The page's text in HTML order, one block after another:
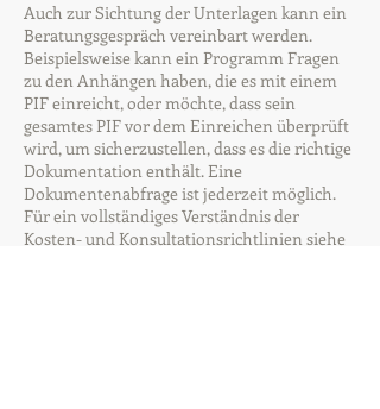
Auch zur Sichtung der Unterlagen kann ein
Beratungsgespräch vereinbart werden.
Beispielsweise kann ein Programm Fragen
zu den Anhängen haben, die es mit einem
PIF einreicht, oder möchte, dass sein
gesamtes PIF vor dem Einreichen überprüft
wird, um sicherzustellen, dass es die richtige
Dokumentation enthält. Eine
Dokumentenabfrage ist jederzeit möglich.
Für ein vollständiges Verständnis der
Kosten- und Konsultationsrichtlinien siehe